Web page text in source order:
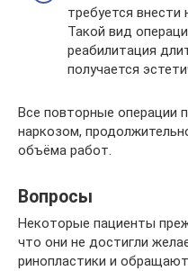
требуется внести
Такой вид
реабилитация
получается
Все повторные операции
наркозом,
объёма работ.
Вопросы
Некоторые пациенты
что они не достигли
ринопластики и